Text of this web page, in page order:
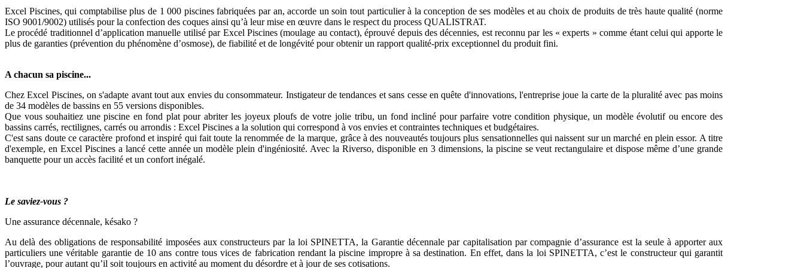
Excel Piscines, qui comptabilise plus de 1 000 piscines fabriquées par an, accorde un soin tout particulier à la conception de ses modèles et au choix de produits de très haute qualité (norme
ISO 9001/9002) utilisés pour la confection des coques ainsi qu’à leur mise en œuvre dans le respect du process QUALISTRAT.
Le procédé traditionnel d’application manuelle utilisé par Excel Piscines (moulage au contact), éprouvé depuis des décennies, est reconnu par les « experts » comme étant celui qui apporte le
plus de garanties (prévention du phénomène d’osmose), de fiabilité et de longévité pour obtenir un rapport qualité-prix exceptionnel du produit fini.
A chacun sa piscine...
Chez Excel Piscines, on s'adapte avant tout aux envies du consommateur. Instigateur de tendances et sans cesse en quête d'innovations, l'entreprise joue la carte de la pluralité avec pas moins
de 34 modèles de bassins en 55 versions disponibles.
Que vous souhaitiez une piscine en fond plat pour abriter les joyeux ploufs de votre jolie tribu, un fond incliné pour parfaire votre condition physique, un modèle évolutif ou encore des
bassins carrés, rectilignes, carrés ou arrondis : Excel Piscines a la solution qui correspond à vos envies et contraintes techniques et budgétaires.
C'est sans doute ce caractère profond et inspiré qui fait toute la renommée de la marque, grâce à des nouveautés toujours plus sensationnelles qui naissent sur un marché en plein essor. A titre
d'exemple, en Excel Piscines a lancé cette année un modèle plein d'ingéniosité. Avec la Riverso, disponible en 3 dimensions, la piscine se veut rectangulaire et dispose même d’une grande
banquette pour un accès facilité et un confort inégalé.
Le saviez-vous ?
Une assurance décennale, késako ?
Au delà des obligations de responsabilité imposées aux constructeurs par la loi SPINETTA, la Garantie décennale par capitalisation par compagnie d’assurance est la seule à apporter aux
particuliers une véritable garantie de 10 ans contre tous vices de fabrication rendant la piscine impropre à sa destination. En effet, dans la loi SPINETTA, c’est le constructeur qui garantit
l’ouvrage, pour autant qu’il soit toujours en activité au moment du désordre et à jour de ses cotisations.